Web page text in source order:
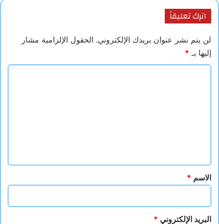
اترك تعليقاً
لن يتم نشر عنوان بريدك الإلكتروني. الحقول الإلزامية مشار
إليها بـ *
*
الاسم *
البريد الإلكتروني *